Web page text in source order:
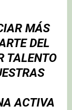
MÁS
DEL
TALENTO
ACTIVA